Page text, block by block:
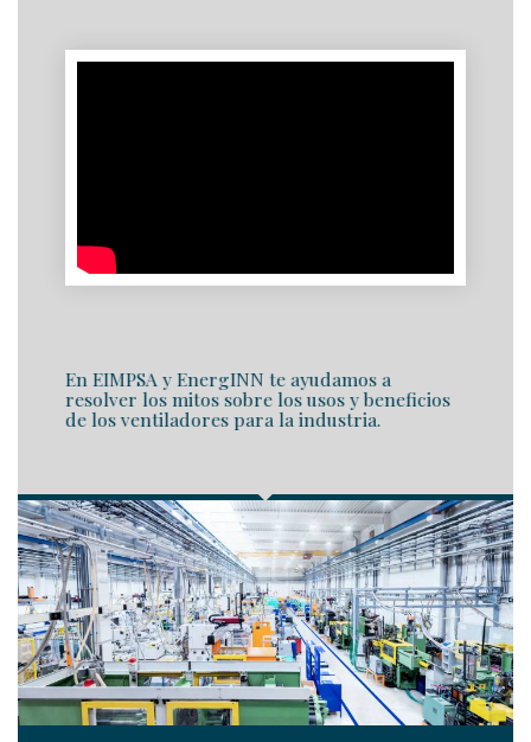
En EIMPSA y EnergINN te ayudamos a
resolver los mitos sobre los usos y beneficios
de los ventiladores para la industria.